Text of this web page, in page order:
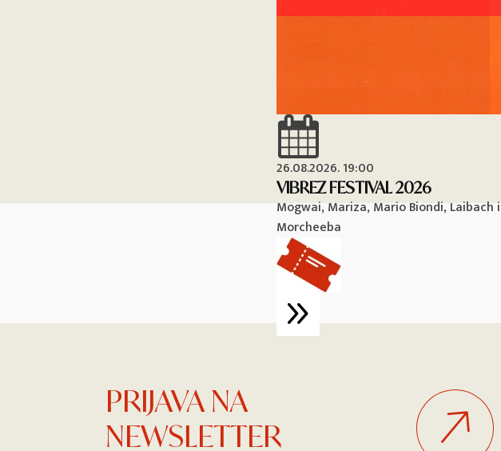
26.08.2026. 19:00
VIBREZ FESTIVAL 2026
Mogwai, Mariza, Mario Biondi, Laibach i
Morcheeba
PRIJAVA NA
NEWSLETTER